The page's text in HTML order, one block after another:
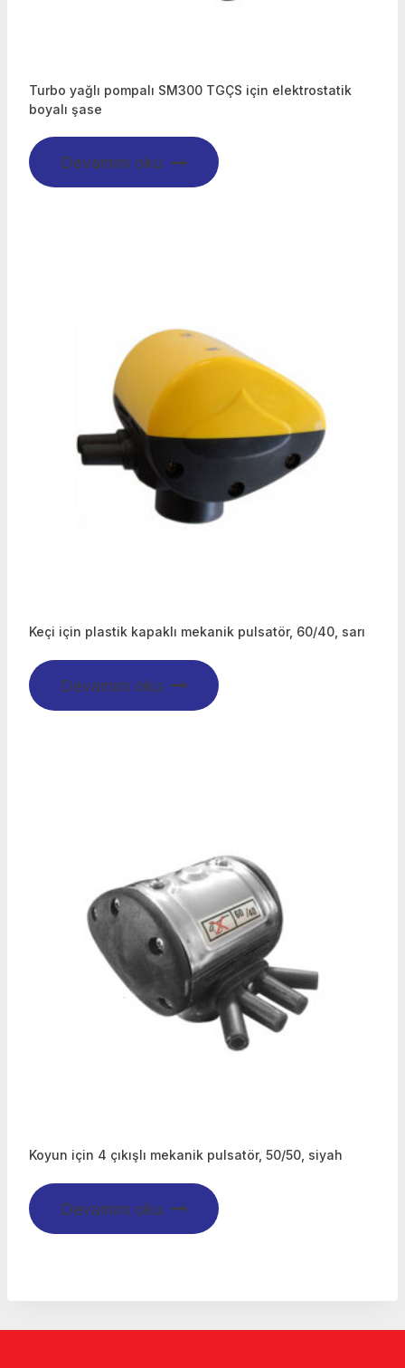
Turbo yağlı pompalı SM300 TGÇS için elektrostatik
boyalı şase
Devamını oku
Keçi için plastik kapaklı mekanik pulsatör, 60/40, sarı
Devamını oku
Koyun için 4 çıkışlı mekanik pulsatör, 50/50, siyah
Devamını oku